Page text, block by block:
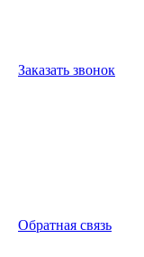
Заказать звонок
Обратная связь